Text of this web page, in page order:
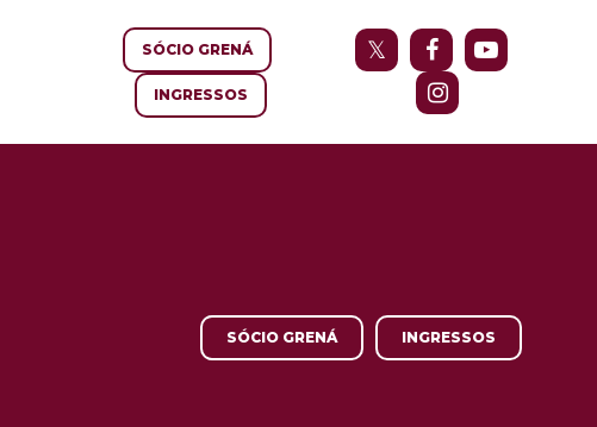
SÓCIO GRENÁ
INGRESSOS
SÓCIO GRENÁ INGRESSOS